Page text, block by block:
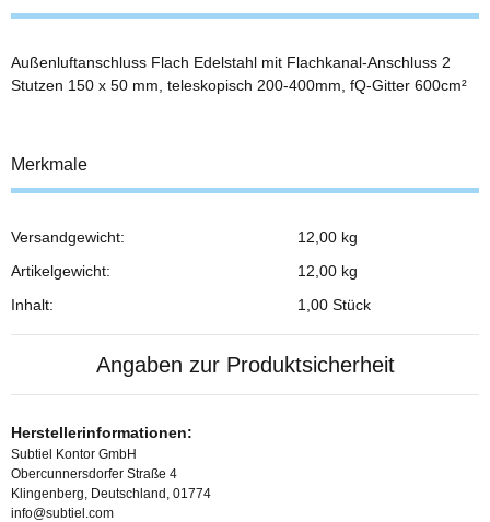
Außenluftanschluss Flach Edelstahl mit Flachkanal-Anschluss 2
Stutzen 150 x 50 mm, teleskopisch 200-400mm, fQ-Gitter 600cm²
Merkmale
Produkteigenschaft
Wert
Versandgewicht:
12,00 kg
Artikelgewicht:
12,00 kg
Inhalt:
1,00 Stück
Angaben zur Produktsicherheit
Herstellerinformationen:
Subtiel Kontor GmbH
Obercunnersdorfer Straße 4
Klingenberg, Deutschland, 01774
info@subtiel.com